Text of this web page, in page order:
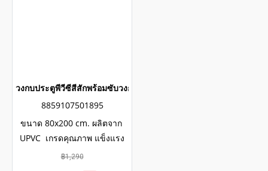
วงกบประตูพีวีซีสีสักพร้อมซับวงกบ wintech
8859107501895
ขนาด 80x200 cm. ผลิตจาก
UPVC เกรดคุณภาพ แข็งแรง
ทนทาน มีอายุการใช้งาน
฿1,290